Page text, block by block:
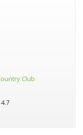
Club
4.7